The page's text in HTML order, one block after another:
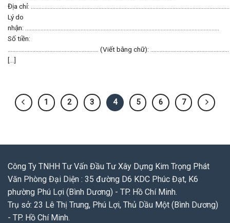
Địa chỉ:
Lý do
nhận: ………………………………………………………………………………………………………………
Số tiền:
………………………………………………….. (Viết bằng chữ): ……………………………………………
[...]
1 2 3 4 5 6 7
Công Ty TNHH Tư Vấn Đầu Tư Xây Dựng Kim Trọng Phát
Văn Phòng Đại Diện : 35 đường D6 KDC Phúc Đạt, K6
phường Phú Lợi (Bình Dương) - TP. Hồ Chí Minh.
Trụ sở: 23 Lê Thị Trung, Phú Lợi, Thủ Dầu Một (Bình Dương)
- TP. Hồ Chí Minh.